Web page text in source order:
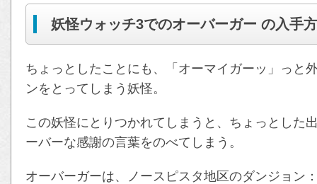
妖怪ウォッチ3でのオーバーガー の入手
ちょっとしたことにも、「オーマイガーッ」っと
ンをとってしまう妖怪。
この妖怪にとりつかれてしまうと、ちょっとした
ーバーな感謝の言葉をのべてしまう。
オーバーガーは、ノースピスタ地区のダンジョン